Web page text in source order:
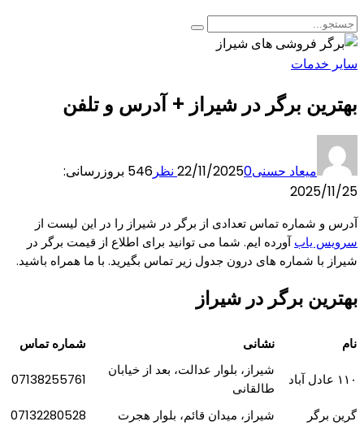
سایر خدمات
بهترین برگر در شیراز + آدرس و تلفن
میعاد حسنی 22/11/20250 نظر 546 بروزرسانی:
2025/11/25
آدرس و شماره تماس تعدادی از برگر در شیراز را در این لیست از
سرویس یابآورده ایم. شما می توانید برای اطلاع از قیمت برگر در
شیراز با شماره های درون جدول زیر تماس بگیرید. با ما همراه باشید.
بهترین برگر در شیراز
نام نشانی شماره تماس
۱۱۰ عادل آباد
شیراز، بلوار عدالت، بعد از خیابان
طالقانی
07138255761
گرین برگر شیراز، میدان قائم، بلوار هجرت
07132280528